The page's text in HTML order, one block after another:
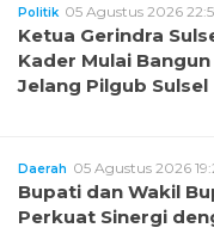
Politik 05 Agustus 2026
Ketua Gerindra
Kader Mulai
Jelang Pilgub Sulsel
Daerah 05 Agustus 2026
Bupati dan Wakil
Perkuat Sinergi